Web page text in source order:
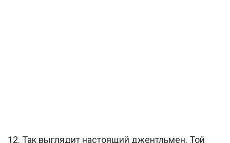
12. Так выглядит настоящий джентльмен. Той